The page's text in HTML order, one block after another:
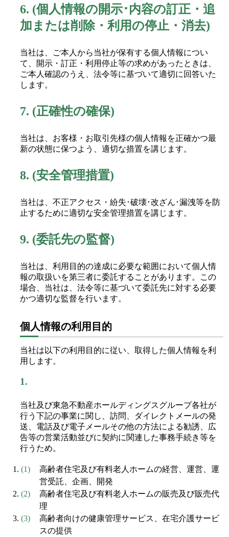
6. (個人情報の開示･内容の訂正・追
加または削除・利用の停止・消去)
当社は、ご本人から当社が保有する個人情報につい
て、開示・訂正・利用停止等の求めがあったときは、
ご本人確認のうえ、法令等に基づいて適切に回答いた
します。
7. (正確性の確保)
当社は、お客様・お取引先様の個人情報を正確かつ最
新の状態に保つよう、適切な措置を講じます。
8. (安全管理措置)
当社は、不正アクセス・紛失･破壊･改ざん･漏洩等を防
止するために適切な安全管理措置を講じます。
9. (委託先の監督)
当社は、利用目的の達成に必要な範囲において個人情
報の取扱いを第三者に委託することがあります。この
場合、当社は、法令等に基づいて委託先に対する必要
かつ適切な監督を行います。
個人情報の利用目的
当社は以下の利用目的に従い、取得した個人情報を利
用します。
1.
当社及び東急不動産ホールディングスグループ各社が
行う下記の事業に関し、訪問、ダイレクトメールの発
送、電話及び電子メールその他の方法による勧誘、広
告等の営業活動並びに契約に関連した事務手続き等を
行うため。
高齢者住宅及び有料老人ホームの経営、運営、運
営受託、企画、開発
高齢者住宅及び有料老人ホームの販売及び販売代
理
高齢者向けの健康管理サービス、在宅介護サービ
スの提供